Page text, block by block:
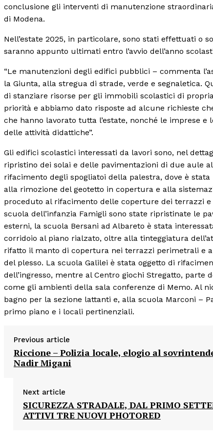
conclusione gli interventi di manutenzione
di Modena.
Nell’estate 2025, in particolare, sono stati effettuati o
saranno appunto ultimati entro l’avvio dell’anno
“Le manutenzioni degli edifici pubblici – commenta
la Giunta, alla stregua di strade, verde e segnaletica.
di stanziare risorse per gli immobili scolastici di
priorità e abbiamo dato risposte ad alcune richieste
che hanno lavorato tutta l’estate, nonché le imprese
delle attività didattiche”.
Gli edifici scolastici interessati da lavori sono, nel
ripristino dei solai e delle pavimentazioni di due aule
rifacimento degli spogliatoi della palestra, dove è
alla rimozione del geotetto in copertura e alla
proceduto al rifacimento delle coperture dei terrazzi
scuola dell’infanzia Famigli sono state ripristinate le
esterni, la scuola Bersani ad Albareto è stata
corridoio al piano rialzato, oltre alla tinteggiatura
rifatto il manto di copertura nei terrazzi perimetrali e
del plesso. La scuola Galilei è stata oggetto di
dell’ingresso, mentre al Centro giochi Stregatto,
come gli ambienti della sala conferenze di Memo. Al
bagno per la sezione lattanti e, alla scuola Marconi –
primo piano e i locali pertinenziali.
Previous article
Riccione – Polizia locale, elogio al
Nadir Migani
Next article
SICUREZZA STRADALE, DAL PRIMO
ATTIVI TRE NUOVI PHOTORED